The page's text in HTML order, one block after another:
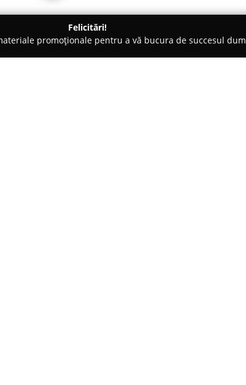
Felicitări!
promoționale pentru a vă bucura de succesul